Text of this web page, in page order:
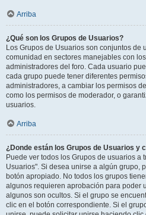
Arriba
¿Qué son los Grupos de Usuarios?
Los Grupos de Usuarios son conjuntos de
comunidad en sectores manejables con
administradores del foro. Cada usuario
cada grupo puede tener diferentes
administradores, a cambiar los permisos
como los permisos de moderador, o
usuarios.
Arriba
¿Donde están los Grupos de Usuarios y
Puede ver todos los Grupos de usuarios a
Usuarios". Si desea unirse a algún grupo,
botón apropiado. No todos los grupos
algunos requieren aprobación para poder
algunos son ocultos. Si el grupo se
clic en el botón correspondiente. Si el